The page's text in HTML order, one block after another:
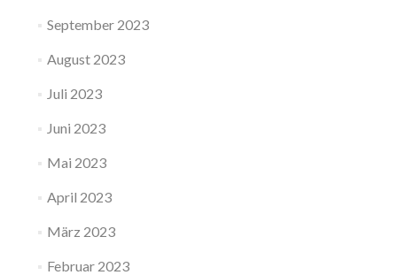
September 2023
August 2023
Juli 2023
Juni 2023
Mai 2023
April 2023
März 2023
Februar 2023